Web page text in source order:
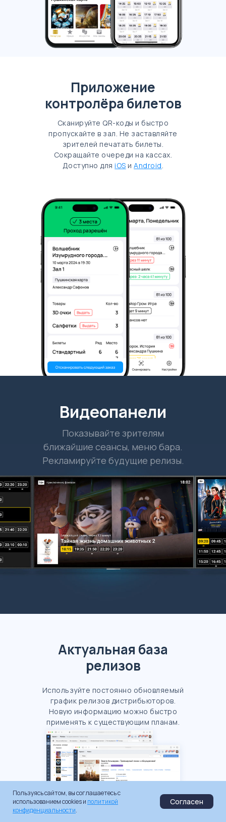
Приложение
контролёра билетов
Сканируйте QR-коды и быстро
пропускайте в зал. Не заставляйте
зрителей печатать билеты.
Сокращайте очереди на кассах.
Доступно дляiOS иAndroid
Видеопанели
Показывайте зрителям
ближайшие сеансы, меню бара.
Рекламируйте будущие релизы.
Актуальная база
релизов
Используйте постоянно обновляемый
график релизов дистрибьюторов.
Новую информацию можно быстро
применять к существующим планам.
Пользуясь сайтом, вы соглашаетесь с
использованием cookies и политикой
конфиденциальности.
Согласен